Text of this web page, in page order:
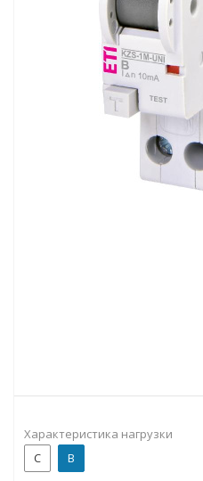
Характеристика нагрузки
C
B